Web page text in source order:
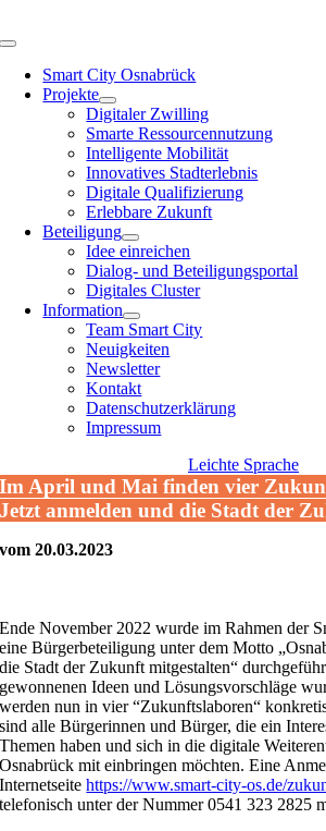
Inhalt
Toggle
NavigationSmart City Osnabrück
Projekte
Digitaler Zwilling
Smarte Ressourcennutzung
Intelligente Mobilität
Innovatives Stadterlebnis
Digitale Qualifizierung
Erlebbare Zukunft
Beteiligung
Idee einreichen
Dialog- und Beteiligungsportal
Digitales Cluster
Information
Team Smart City
Neuigkeiten
Newsletter
Kontakt
Datenschutzerklärung
Impressum
Leichte Sprache
Im April und Mai finden vier
Jetzt anmelden und die Stadt der
vom 20.03.2023
Ende November 2022 wurde im Rahmen der
eine Bürgerbeteiligung unter dem Motto
die Stadt der Zukunft mitgestalten“
gewonnenen Ideen und Lösungsvorschläge
werden nun in vier “Zukunftslaboren“
sind alle Bürgerinnen und Bürger, die ein
Themen haben und sich in die digitale
Osnabrück mit einbringen möchten. Eine
Internetseitehttps://www.smart-city-os.de/
telefonisch unter der Nummer 0541 323 2825